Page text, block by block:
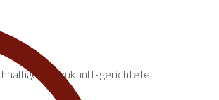
und zukunftsgerichtete